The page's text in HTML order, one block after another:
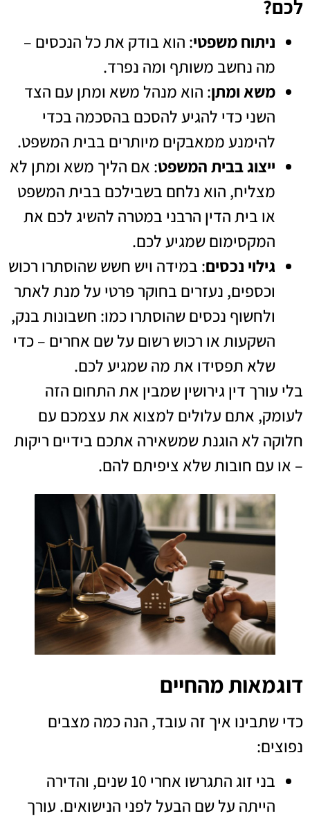
לכם?
ניתוח משפטי: הוא בודק את כל הנכסים –
מה נחשב משותף ומה נפרד.
משא ומתן: הוא מנהל משא ומתן עם הצד
השני כדי להגיע להסכם בהסכמה בכדי
להימנע ממאבקים מיותרים בבית המשפט.
ייצוג בבית המשפט: אם הליך משא ומתן לא
מצליח, הוא נלחם בשבילכם בבית המשפט
או בית הדין הרבני במטרה להשיג לכם את
המקסימום שמגיע לכם.
גילוי נכסים: במידה ויש חשש שהוסתרו רכוש
וכספים, נעזרים בחוקר פרטי על מנת לאתר
ולחשוף נכסים שהוסתרו כמו: חשבונות בנק,
השקעות או רכוש רשום על שם אחרים – כדי
שלא תפסידו את מה שמגיע לכם.
בלי עורך דין גירושין שמבין את התחום הזה
לעומק, אתם עלולים למצוא את עצמכם עם
חלוקה לא הוגנת שמשאירה אתכם בידיים ריקות
– או עם חובות שלא ציפיתם להם.
דוגמאות מהחיים
כדי שתבינו איך זה עובד, הנה כמה מצבים
נפוצים:
בני זוג התגרשו אחרי 10 שנים, והדירה
הייתה על שם הבעל לפני הנישואים. עורך